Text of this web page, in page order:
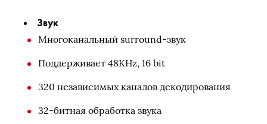
Звук
Многоканальный surround-звук
Поддерживает 48KHz, 16 bit
320 независимых каналов декодирования
32-битная обработка звука